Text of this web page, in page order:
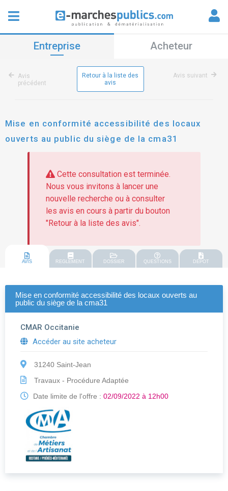
Entreprise Acheteur
Avis
précédent
Retour à la liste des
avis
Avis suivant
Mise en conformité accessibilité des locaux
ouverts au public du siège de la cma31
Cette consultation est terminée.
Nous vous invitons à lancer une
nouvelle recherche ou à consulter
les avis en cours à partir du bouton
"Retour à la liste des avis".
AVIS REGLEMENT DOSSIER QUESTIONS DEPOT
Mise en conformité accessibilité des locaux ouverts au
public du siège de la cma31
CMAR Occitanie
Accéder au site acheteur
31240 Saint-Jean
Travaux - Procédure Adaptée
Date limite de l'offre : 02/09/2022 à 12h00